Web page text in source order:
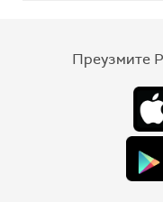
Преузмите